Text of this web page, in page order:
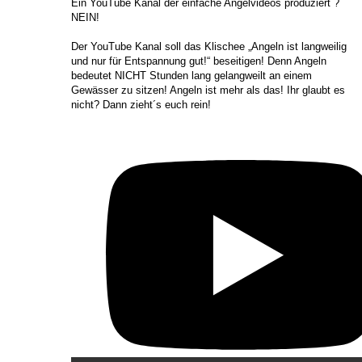
​Ein YouTube Kanal der einfache Angelvideos produziert ?
NEIN!
Der YouTube Kanal soll das Klischee „Angeln ist langweilig
und nur für Entspannung gut!“ beseitigen! Denn Angeln
bedeutet NICHT Stunden lang gelangweilt an einem
Gewässer zu sitzen! Angeln ist mehr als das! Ihr glaubt es
nicht? Dann zieht´s euch rein!